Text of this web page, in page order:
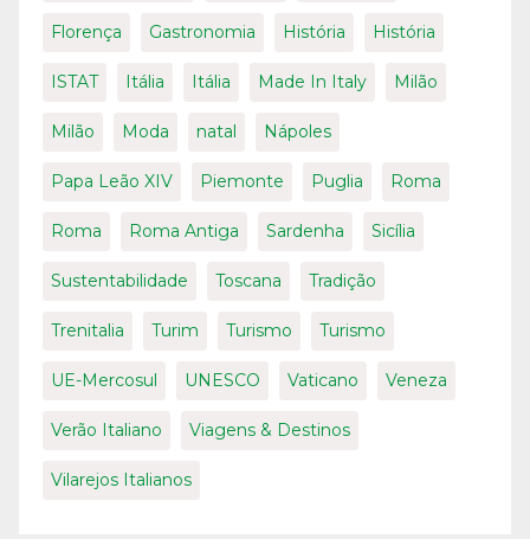
Florença Gastronomia História História
ISTAT Itália Itália Made In Italy Milão
Milão Moda natal Nápoles
Papa Leão XIV Piemonte Puglia Roma
Roma Roma Antiga Sardenha Sicília
Sustentabilidade Toscana Tradição
Trenitalia Turim Turismo Turismo
UE-Mercosul UNESCO Vaticano Veneza
Verão Italiano Viagens & Destinos
Vilarejos Italianos